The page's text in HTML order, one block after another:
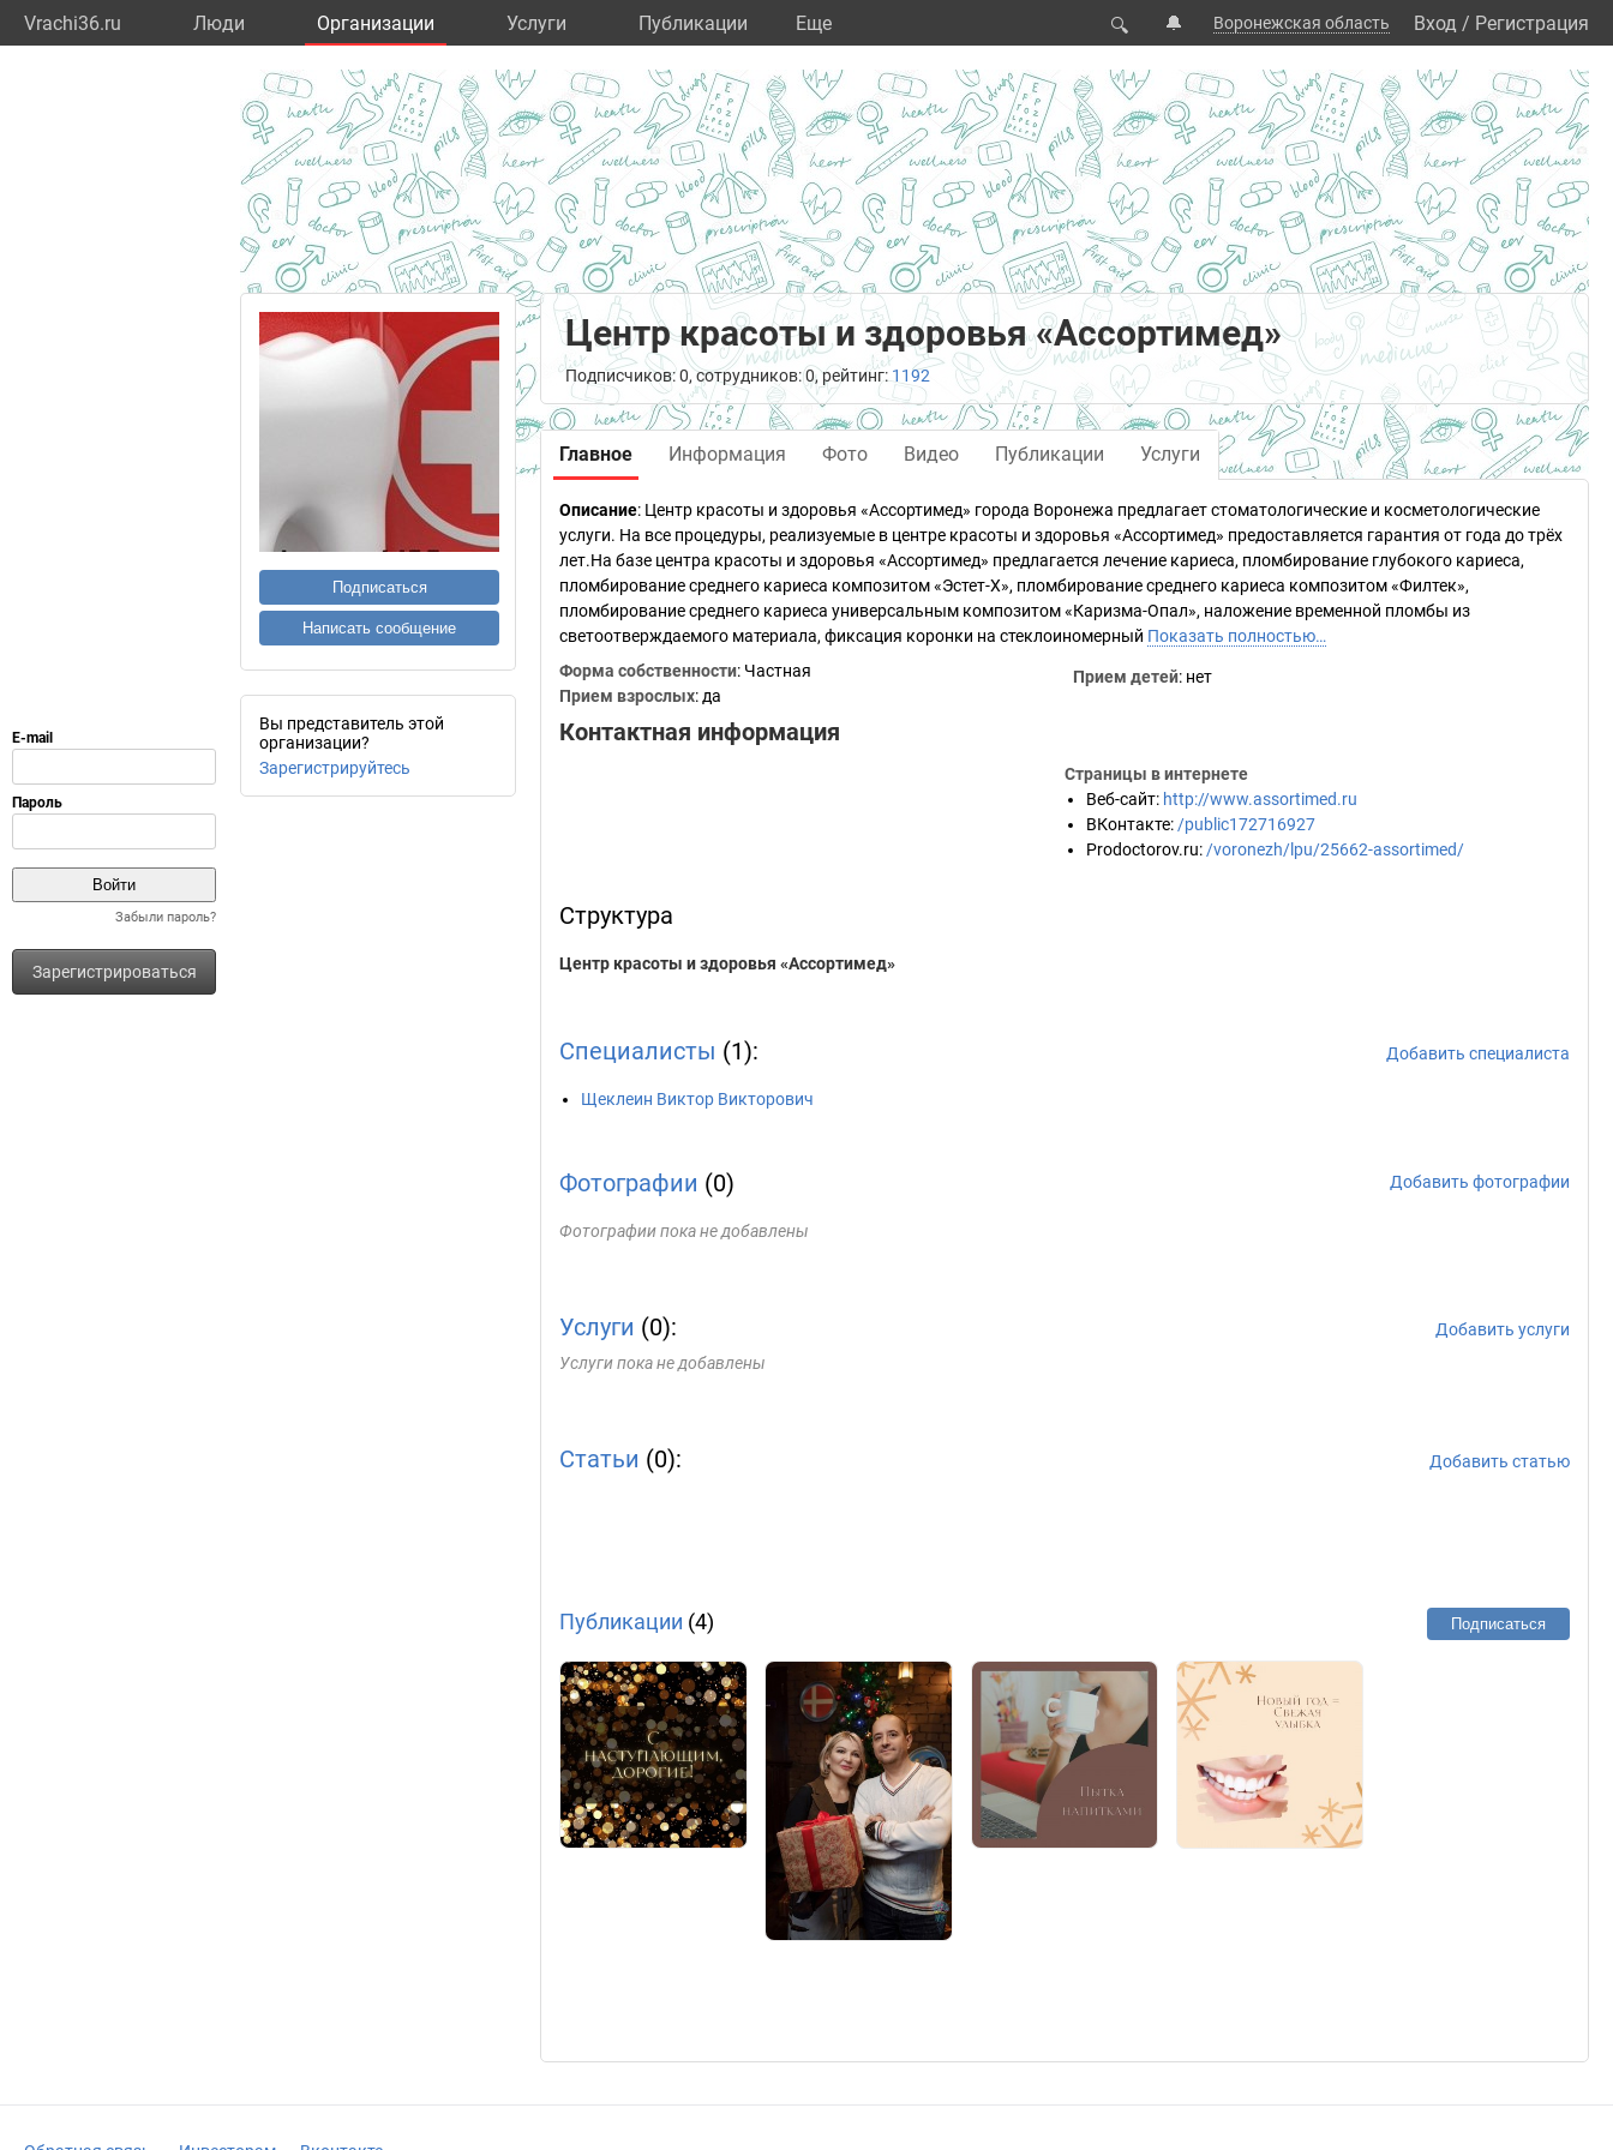
Vrachi36.ru Люди Организации Услуги Публикации Eще 🔍 🔔 Воронежская область Вход / Регистрация
Забыли пароль?
Зарегистрироваться
Подписаться
Написать сообщение
Вы представитель этой
организации?
Зарегистрируйтесь
Центр красоты и здоровья «Ассортимед»
Подписчиков: 0, сотрудников: 0, рейтинг: 1192
Главное Информация Фото Видео Публикации Услуги
Описание: Центр красоты и здоровья «Ассортимед» города Воронежа предлагает стоматологические и косметологические
услуги. На все процедуры, реализуемые в центре красоты и здоровья «Ассортимед» предоставляется гарантия от года до трёх
лет.На базе центра красоты и здоровья «Ассортимед» предлагается лечение кариеса, пломбирование глубокого кариеса,
пломбирование среднего кариеса композитом «Эстет-Х», пломбирование среднего кариеса композитом «Филтек»,
пломбирование среднего кариеса универсальным композитом «Каризма-Опал», наложение временной пломбы из
светоотверждаемого материала, фиксация коронки на стеклоиномерный Показать полностью…
Форма собственности: Частная
Прием взрослых: да
Прием детей: нет
Контактная информация
Страницы в интернете
Веб-сайт: http://www.assortimed.ru
ВКонтакте: /public172716927
Prodoctorov.ru: /voronezh/lpu/25662-assortimed/
Структура
Центр красоты и здоровья «Ассортимед»
Специалисты (1): Добавить специалиста
Щеклеин Виктор Викторович
Фотографии (0) Добавить фотографии
Фотографии пока не добавлены
Услуги (0):
Добавить услуги
Услуги пока не добавлены
Статьи (0): Добавить статью
Публикации (4) Подписаться